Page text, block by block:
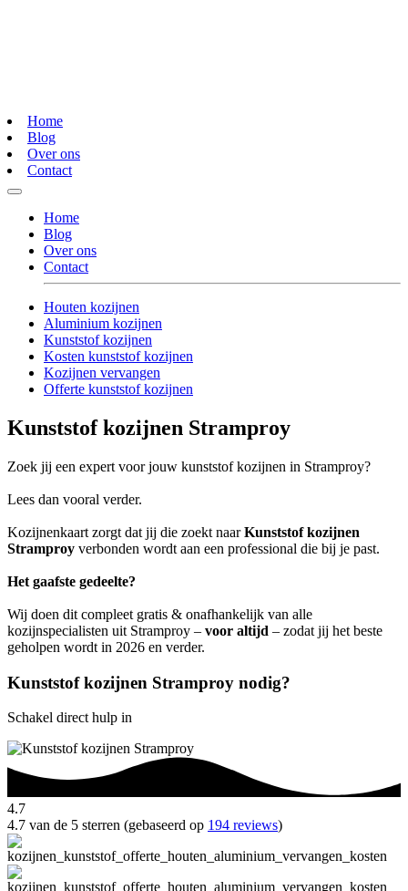
Home
Blog
Over ons
Contact
Home
Blog
Over ons
Contact
Houten kozijnen
Aluminium kozijnen
Kunststof kozijnen
Kosten kunststof kozijnen
Kozijnen vervangen
Offerte kunststof kozijnen
Kunststof kozijnen Stramproy
Zoek jij een expert voor jouw kunststof kozijnen in Stramproy?
Lees dan vooral verder.
Kozijnenkaart zorgt dat jij die zoekt naarKunststof kozijnen
Stramproy verbonden wordt aan een professional die bij je past.
Het gaafste gedeelte?
Wij doen dit compleet gratis & onafhankelijk van alle
kozijnspecialisten uit Stramproy – voor altijd – zodat jij het beste
geholpen wordt in 2026 en verder.
Kunststof kozijnen Stramproy nodig?
Schakel direct hulp in
4.7
4.7 van de 5 sterren (gebaseerd op 194 reviews)